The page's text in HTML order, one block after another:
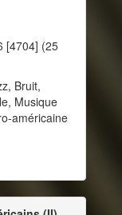
[4704] (25
Bruit,
Musique
américaine